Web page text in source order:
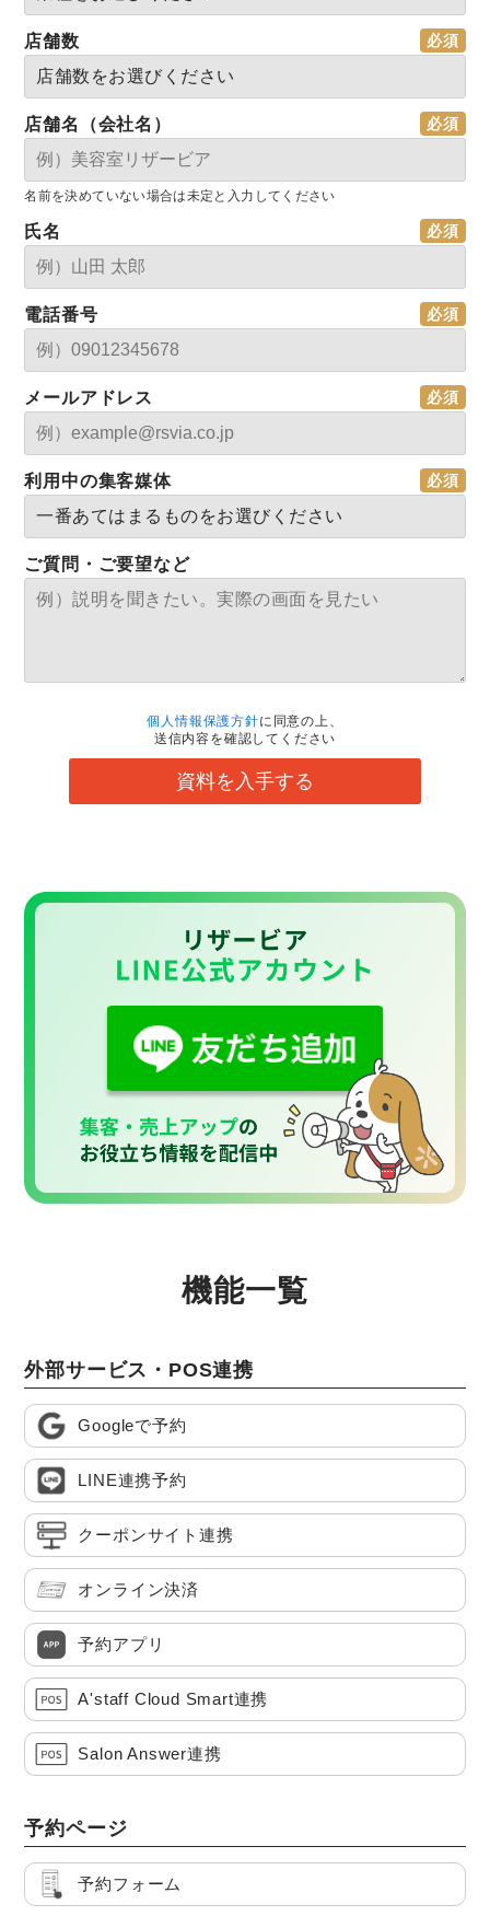
店舗数
店舗名（会社名）
名前を決めていない場合は未定と入力してください
氏名
電話番号
メールアドレス
利用中の集客媒体
ご質問・ご要望など
個人情報保護方針に同意の上、
送信内容を確認してください
資料を入手する
機能一覧
外部サービス・POS連携
Googleで予約
LINE連携予約
クーポンサイト連携
オンライン決済
予約アプリ
A'staff Cloud Smart連携
Salon Answer連携
予約ページ
予約フォーム